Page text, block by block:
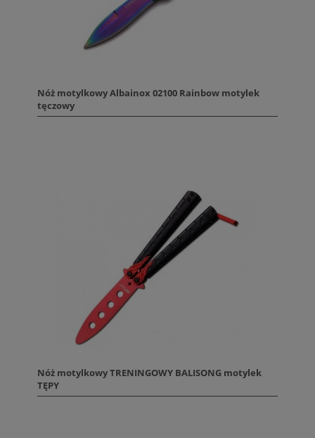
Nóż motylkowy Albainox 02100 Rainbow motylek
tęczowy
Nóż motylkowy TRENINGOWY BALISONG motylek
TĘPY